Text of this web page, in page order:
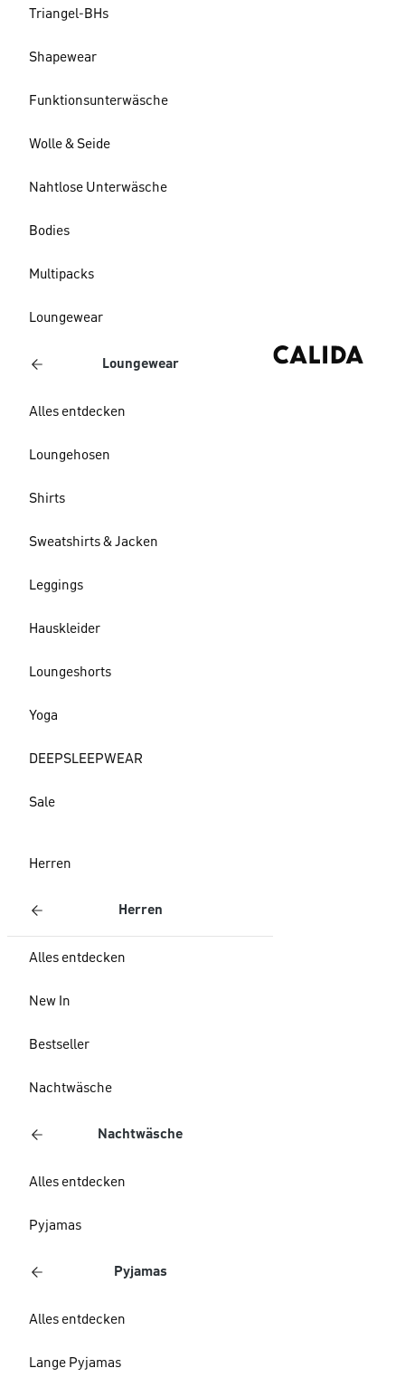
Triangel-BHs
Shapewear
Funktionsunterwäsche
Wolle & Seide
Nahtlose Unterwäsche
Bodies
Multipacks
Loungewear
Loungewear
Alles entdecken
Loungehosen
Shirts
Sweatshirts & Jacken
Leggings
Hauskleider
Loungeshorts
Yoga
DEEPSLEEPWEAR
Sale
Herren
Herren
Alles entdecken
New In
Bestseller
Nachtwäsche
Nachtwäsche
Alles entdecken
Pyjamas
Pyjamas
Alles entdecken
Lange Pyjamas